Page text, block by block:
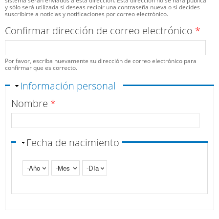
y sólo será utilizada si deseas recibir una contraseña nueva o si decides
suscribirte a noticias y notificaciones por correo electrónico.
Confirmar dirección de correo electrónico *
Por favor, escriba nuevamente su dirección de correo electrónico para
confirmar que es correcto.
Ocultar
Información personal
Nombre *
Fecha de nacimiento
Año
Mes Día